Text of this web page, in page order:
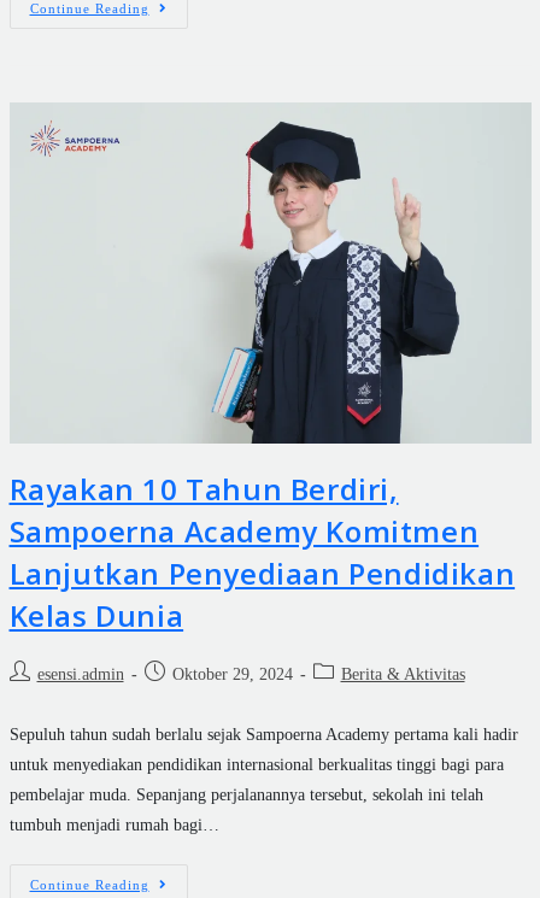
Continue Reading
Rayakan 10 Tahun Berdiri,
Sampoerna Academy Komitmen
Lanjutkan Penyediaan Pendidikan
Kelas Dunia
esensi.admin Oktober 29, 2024 Berita & Aktivitas
Sepuluh tahun sudah berlalu sejak Sampoerna Academy pertama kali hadir
untuk menyediakan pendidikan internasional berkualitas tinggi bagi para
pembelajar muda. Sepanjang perjalanannya tersebut, sekolah ini telah
tumbuh menjadi rumah bagi…
Continue Reading